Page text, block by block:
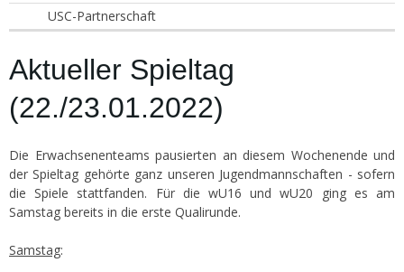
USC-Partnerschaft
Aktueller Spieltag
(22./23.01.2022)
Die Erwachsenenteams pausierten an diesem Wochenende und
der Spieltag gehörte ganz unseren Jugendmannschaften - sofern
die Spiele stattfanden. Für die wU16 und wU20 ging es am
Samstag bereits in die erste Qualirunde.
Samstag: